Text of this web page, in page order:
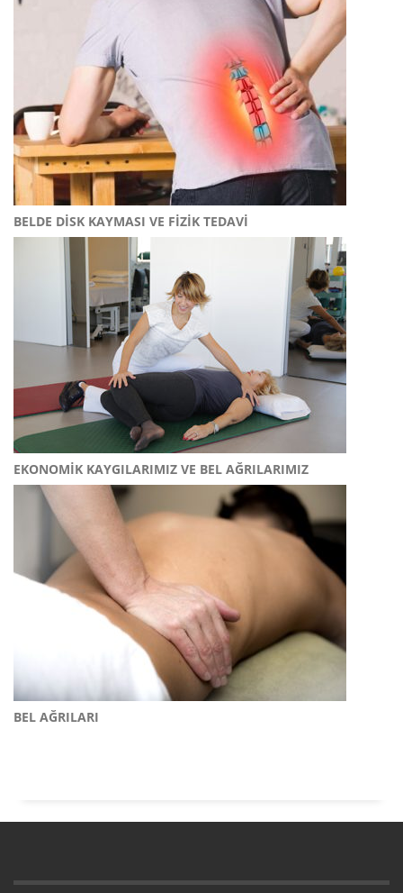
BELDE DISK KAYMASI VE FIZIK TEDAVI
EKONOMIK KAYGILARIMIZ VE BEL AĞRILARIMIZ
BEL AĞRILARI